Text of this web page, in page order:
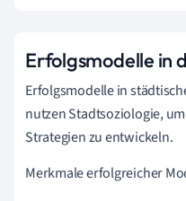
Erfolgsmodelle in
Erfolgsmodelle in
nutzen Stadtsoziologie,
Strategien zu entwickeln.
Merkmale erfolgreicher